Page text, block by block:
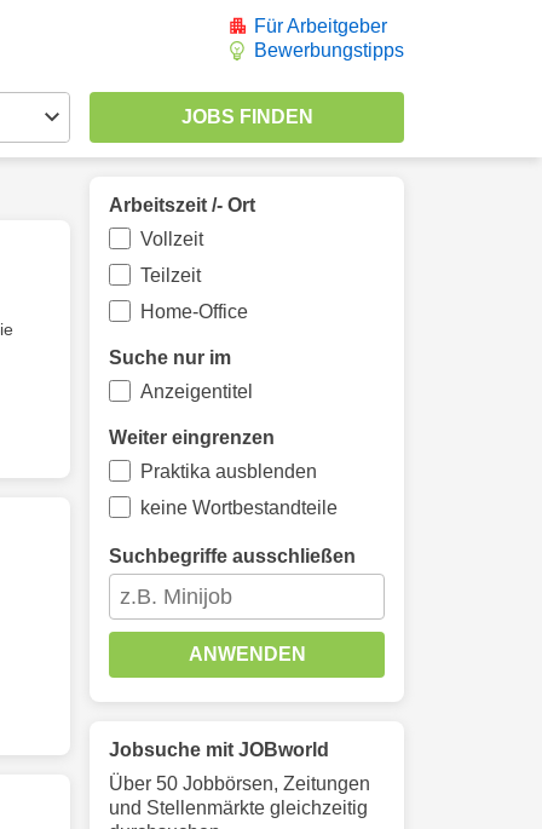
Für Arbeitgeber
Bewerbungstipps
Arbeitszeit /- Ort
Vollzeit
Teilzeit
Home-Office
Suche nur im
Anzeigentitel
Weiter eingrenzen
Praktika ausblenden
keine Wortbestandteile
Suchbegriffe ausschließen
ANWENDEN
Jobsuche mit JOBworld
Über 50 Jobbörsen, Zeitungen
und Stellenmärkte gleichzeitig